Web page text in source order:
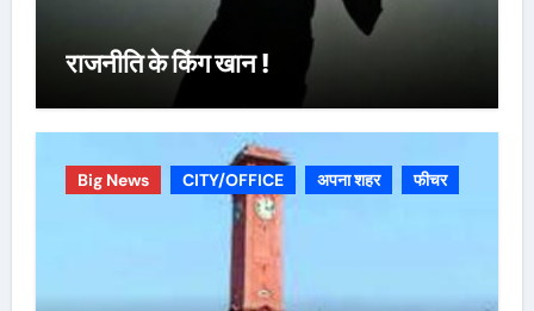
राजनीति के किंग खान !
Big News CITY/OFFICE अपना शहर फीचर